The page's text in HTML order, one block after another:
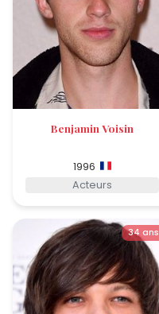
Benjamin Voisin
1996
Acteurs
34 ans